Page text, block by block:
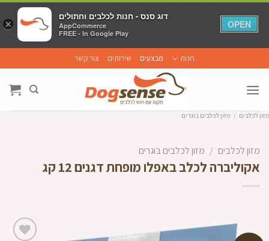
to
content
חנות מבצעים שירותים צור קשר
מזון לכלבים / מזון לכלבים בוגרים
מזון לכלבים / מזון לכלבים בוגרים
אקוליברה לכלב באפלו מופחת דגנים 12 קג
×
דוג סנס - חנות לכלבים וחתולים
AppCommerce
FREE - In Google Play
OPEN
×
דוג סנס - חנות לכלבים וחתולים
AppCommerce
FREE - In Google Play
OPEN